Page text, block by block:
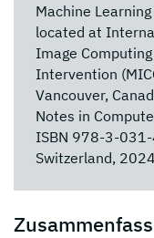
Machine
located at
Image
Intervention
Vancouver,
Notes in
ISBN 978-3-
Switzerland,